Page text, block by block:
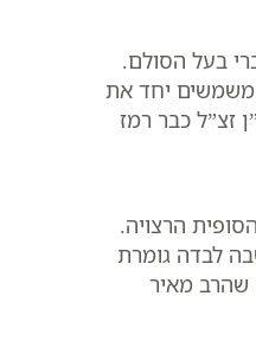
בעל הסולם.
משמשים יחד את
זצ”ל כבר רמז
הרצויה.
לבדה גומרת
שהרב מאיר